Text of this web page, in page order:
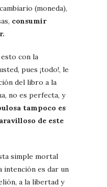
(moneda),
consumir
con la
pues ¡todo!, le
del libro a la
no es perfecta, y
tampoco es
de este
simple mortal
intención es dar un
a la libertad y